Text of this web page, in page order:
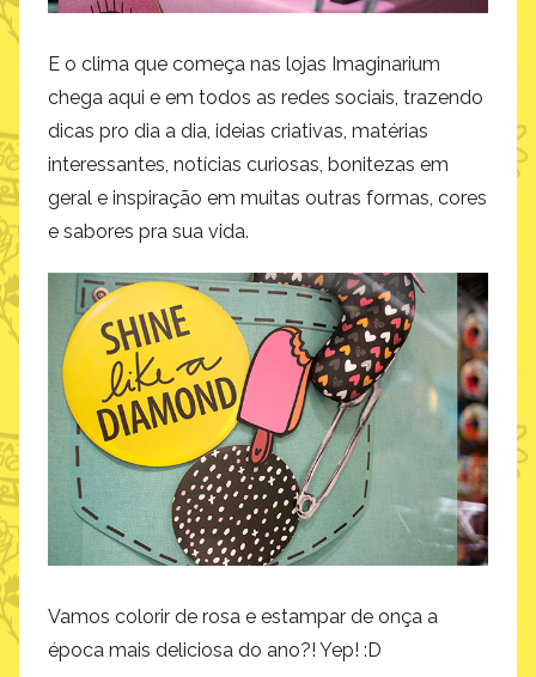
E o clima que começa nas lojas Imaginarium
chega aqui e em todos as redes sociais, trazendo
dicas pro dia a dia, ideias criativas, matérias
interessantes, notícias curiosas, bonitezas em
geral e inspiração em muitas outras formas, cores
e sabores pra sua vida.
Vamos colorir de rosa e estampar de onça a
época mais deliciosa do ano?! Yep! :D